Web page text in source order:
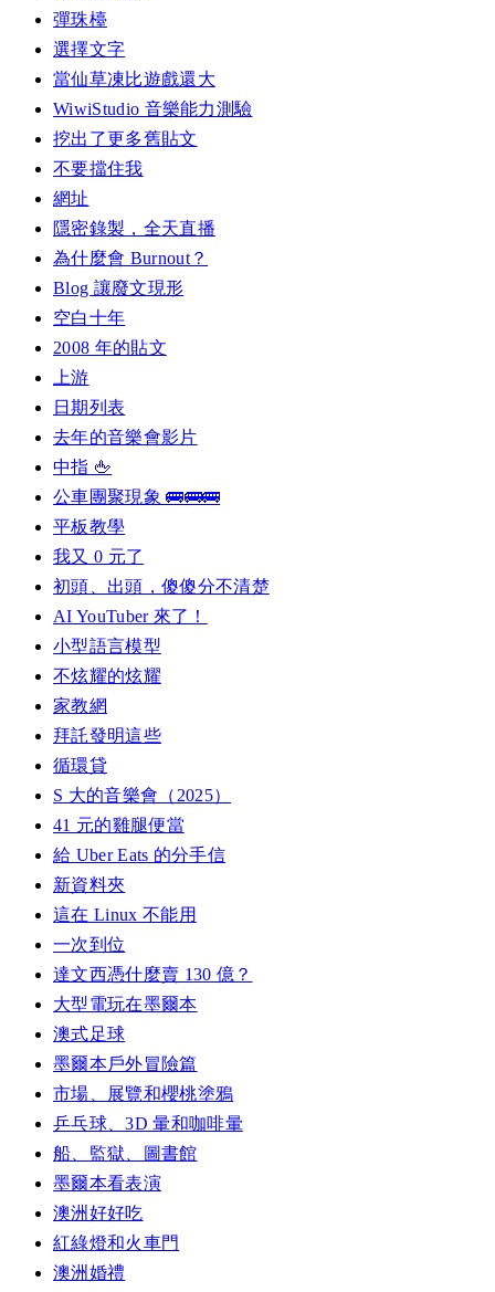
彈珠檯
選擇文字
當仙草凍比遊戲還大
WiwiStudio 音樂能力測驗
挖出了更多舊貼文
不要擋住我
網址
隱密錄製，全天直播
為什麼會 Burnout？
Blog 讓廢文現形
空白十年
2008 年的貼文
上游
日期列表
去年的音樂會影片
中指 🖕
公車團聚現象 🚌🚌🚌
平板教學
我又 0 元了
初頭、出頭，傻傻分不清楚
AI YouTuber 來了！
小型語言模型
不炫耀的炫耀
家教網
拜託發明這些
循環貸
S 大的音樂會（2025）
41 元的雞腿便當
給 Uber Eats 的分手信
新資料夾
這在 Linux 不能用
一次到位
達文西憑什麼賣 130 億？
大型電玩在墨爾本
澳式足球
墨爾本戶外冒險篇
市場、展覽和櫻桃塗鴉
乒乓球、3D 暈和咖啡暈
船、監獄、圖書館
墨爾本看表演
澳洲好好吃
紅綠燈和火車門
澳洲婚禮